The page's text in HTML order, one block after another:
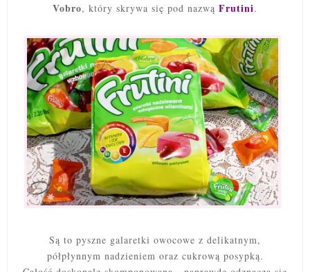
Vobro, który skrywa się pod nazwą Frutini.
Są to pyszne galaretki owocowe z delikatnym,
półpłynnym nadzieniem oraz cukrową posypką.